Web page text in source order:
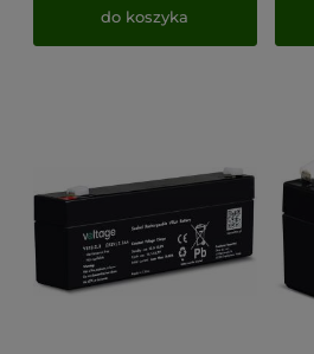
do koszyka